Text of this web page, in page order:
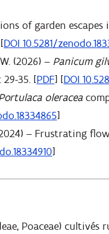
of garden escapes
DOI 10.5281/
(2026) – Panicum
35. [PDF] [DOI
oleracea
]
– Frustrating
]
Poaceae) cultivés